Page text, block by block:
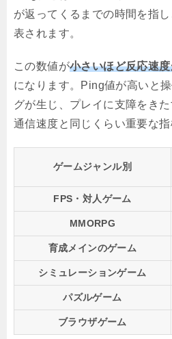
が返ってくるまでの時間を指
表されます。
この数値が小さいほど反応速
になります。Ping値が高いと
グが生じ、プレイに支障をきた
通信速度と同じくらい重要な指
ゲームジャンル別
FPS・対人ゲーム
MMORPG
育成メインのゲーム
シミュレーションゲーム
パズルゲーム
ブラウザゲーム